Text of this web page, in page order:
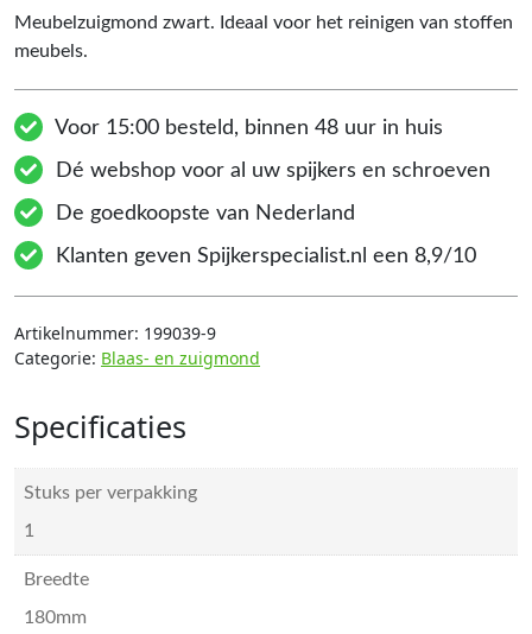
Meubelzuigmond zwart. Ideaal voor het reinigen van stoffen
meubels.
Voor 15:00 besteld, binnen 48 uur in huis
Dé webshop voor al uw spijkers en schroeven
De goedkoopste van Nederland
Klanten geven Spijkerspecialist.nl een 8,9/10
Artikelnummer: 199039-9
Categorie: Blaas- en zuigmond
Specificaties
Stuks per verpakking
1
Breedte
180mm